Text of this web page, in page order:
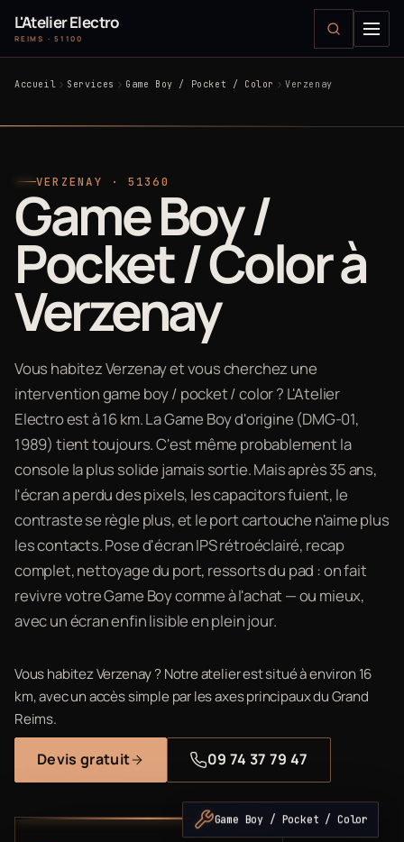
L'Atelier Electro
REIMS · 51100
Accueil Services Game Boy / Pocket / Color Verzenay
VERZENAY · 51360
Game Boy /
Pocket / Color à
Verzenay
Vous habitez Verzenay et vous cherchez une
intervention game boy / pocket / color ? L'Atelier
Electro est à 16 km. La Game Boy d'origine (DMG-01,
1989) tient toujours. C'est même probablement la
console la plus solide jamais sortie. Mais après 35 ans,
l'écran a perdu des pixels, les capacitors fuient, le
contraste se règle plus, et le port cartouche n'aime plus
les contacts. Pose d'écran IPS rétroéclairé, recap
complet, nettoyage du port, ressorts du pad : on fait
revivre votre Game Boy comme à l'achat — ou mieux,
avec un écran enfin lisible en plein jour.
Vous habitez Verzenay ? Notre atelier est situé à environ 16
km, avec un accès simple par les axes principaux du Grand
Reims.
Devis gratuit 09 74 37 79 47
Game Boy / Pocket / Color